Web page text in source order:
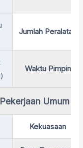
Jumlah Peralatan
Waktu Pimpin
Umum
Kekuasaan